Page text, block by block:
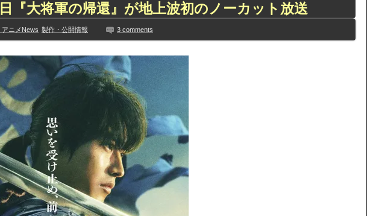
見や総括を踏まえ、適...
らｗｗｗｗｗｗ
に!?超巨大マネ...
い【梅咲遥】
れる
たすら自民批判！」...
めたら1週間もしないう...
へｗｗｗｗｗｗ
ぐちゃさせない方法教え...
はテスラのライバルに...
ｗｗｗｗｗｗｗｗｗｗｗ...
ｗｗｗｗｗｗｗｗ
「注文キャンセルしました。身分証を提出してくださ
【YG】BLACKPINKのファンがゴルフクラブをもって
【乃木坂】水谷豊の息子、三山凌輝がW不倫‼共演した
外国人「お前らビッグマックって本当に美味しいと思う
ランJ民ワイ、新しいランニングシューズを手に入れる
BABYMETAL「PMC Vol.29 新生ベビメタ表紙」
出自が社長にバレて「愛人になれ」と脅された。辞め
【唖然】渋谷のホームレス対策、とんでもない領域へ
『大将軍の帰還』が地上波初のノーカット放送
アニメNews 製作・公開情報 3 comments